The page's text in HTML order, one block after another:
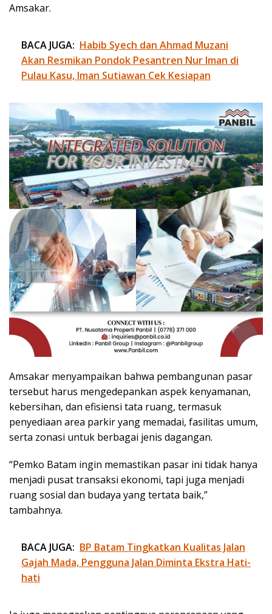
Amsakar.
BACA JUGA: Habib Syech dan Ahmad Muzani
Akan Resmikan Pondok Pesantren Nur Iman di
Pulau Kasu, Iman Sutiawan Cek Kesiapan
Amsakar menyampaikan bahwa pembangunan pasar
tersebut harus mengedepankan aspek kenyamanan,
kebersihan, dan efisiensi tata ruang, termasuk
penyediaan area parkir yang memadai, fasilitas umum,
serta zonasi untuk berbagai jenis dagangan.
“Pemko Batam ingin memastikan pasar ini tidak hanya
menjadi pusat transaksi ekonomi, tapi juga menjadi
ruang sosial dan budaya yang tertata baik,”
tambahnya.
BACA JUGA: BP Batam Tingkatkan Kualitas Jalan
Gajah Mada, Pengguna Jalan Diminta Ekstra Hati-
hati